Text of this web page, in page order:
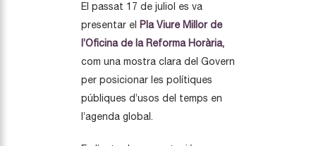
El passat 17 de juliol es va
presentar el Pla Viure Millor de
l’Oficina de la Reforma Horària,
com una mostra clara del Govern
per posicionar les polítiques
públiques d’usos del temps en
l’agenda global.